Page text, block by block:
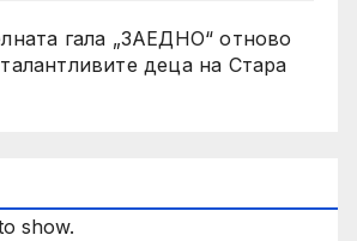
гала „ЗАЕДНО“ отново
деца на Стара
show.